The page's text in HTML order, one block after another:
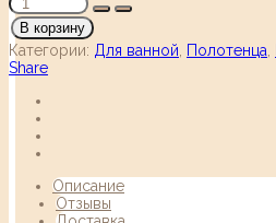
В корзину
Категории: Для ванной Полотенца
Share
Описание
Отзывы